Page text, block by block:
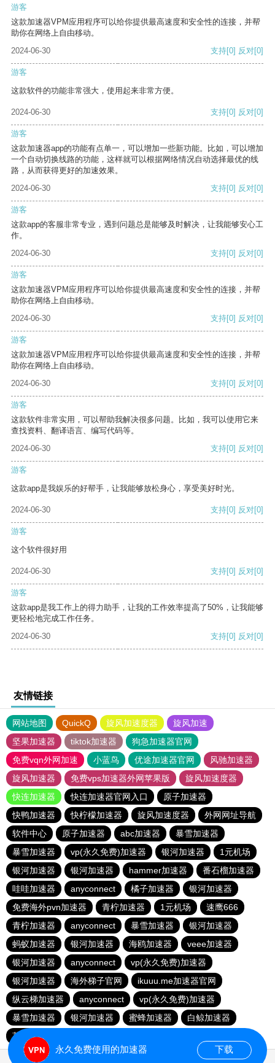
游客
这款加速器VPM应用程序可以给你提供最高速度和安全性的连接，并帮
助你在网络上自由移动。
2024-06-30
支持[0] 反对[0]
游客
这款软件的功能非常强大，使用起来非常方便。
2024-06-30 支持[0] 反对[0]
游客
这款加速器app的功能有点单一，可以增加一些新功能。比如，可以增加
一个自动切换线路的功能，这样就可以根据网络情况自动选择最优的线
路，从而获得更好的加速效果。
2024-06-30
支持[0] 反对[0]
游客
这款app的客服非常专业，遇到问题总是能够及时解决，让我能够安心工
作。
2024-06-30
支持[0] 反对[0]
游客
这款加速器VPM应用程序可以给你提供最高速度和安全性的连接，并帮
助你在网络上自由移动。
2024-06-30
支持[0] 反对[0]
游客
这款加速器VPM应用程序可以给你提供最高速度和安全性的连接，并帮
助你在网络上自由移动。
2024-06-30
支持[0] 反对[0]
游客
这款软件非常实用，可以帮助我解决很多问题。比如，我可以使用它来
查找资料、翻译语言、编写代码等。
2024-06-30
支持[0] 反对[0]
游客
这款app是我娱乐的好帮手，让我能够放松身心，享受美好时光。
2024-06-30 支持[0] 反对[0]
游客
这个软件很好用
2024-06-30 支持[0] 反对[0]
游客
这款app是我工作上的得力助手，让我的工作效率提高了50%，让我能够
更轻松地完成工作任务。
2024-06-30
支持[0] 反对[0]
友情链接
网站地图 QuickQ 旋风加速度器
旋风加速
坚果加速器
tiktok加速器
狗急加速器官网
免费vqn外网加速
小蓝鸟 优途加速器官网
风驰加速器
旋风加速器
免费vps加速器外网苹果版
旋风加速度器
快连加速器
快连加速器官网入口
原子加速器
快鸭加速器
快柠檬加速器 旋风加速度器
外网网址导航
软件中心
原子加速器 abc加速器
暴雪加速器
暴雪加速器
vp(永久免费)加速器 银河加速器
1元机场
银河加速器
银河加速器 hammer加速器
番石榴加速器
哇哇加速器
anyconnect 橘子加速器
银河加速器
免费海外pvn加速器
青柠加速器 1元机场
速鹰666
青柠加速器
anyconnect 暴雪加速器
银河加速器
蚂蚁加速器
银河加速器 海鸥加速器
veee加速器
银河加速器
anyconnect
vp(永久免费)加速器
银河加速器
海外梯子官网
ikuuu.me加速器官网
纵云梯加速器
anyconnect
vp(永久免费)加速器
暴雪加速器
银河加速器 蜜蜂加速器
白鲸加速器
荔枝加速器
永久免费使用的加速器 下载